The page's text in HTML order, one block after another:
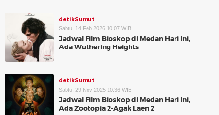
detikSumut
Sabtu, 14 Feb 2026 10:07 WIB
Jadwal Film Bioskop di Medan Hari Ini,
Ada Wuthering Heights
detikSumut
Sabtu, 29 Nov 2025 10:36 WIB
Jadwal Film Bioskop di Medan Hari Ini,
Ada Zootopia 2-Agak Laen 2